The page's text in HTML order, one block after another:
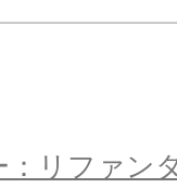
：リファン